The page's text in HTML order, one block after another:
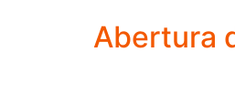
Abertura